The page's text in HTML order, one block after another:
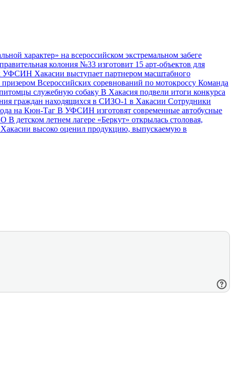
характер» на всероссийском экстремальном забеге
колония №33 изготовит 15 арт-объектов для
УФСИН Хакасии выступает партнером масштабного
Всероссийских соревнований по мотокроссу Команда
служебную собаку В Хакасия подвели итоги конкурса
граждан находящихся в СИЗО-1 в Хакасии Сотрудники
на Кюн-Таг В УФСИН изготовят современные автобусные
В детском летнем лагере «Беркут» открылась столовая,
высоко оценил продукцию, выпускаемую в